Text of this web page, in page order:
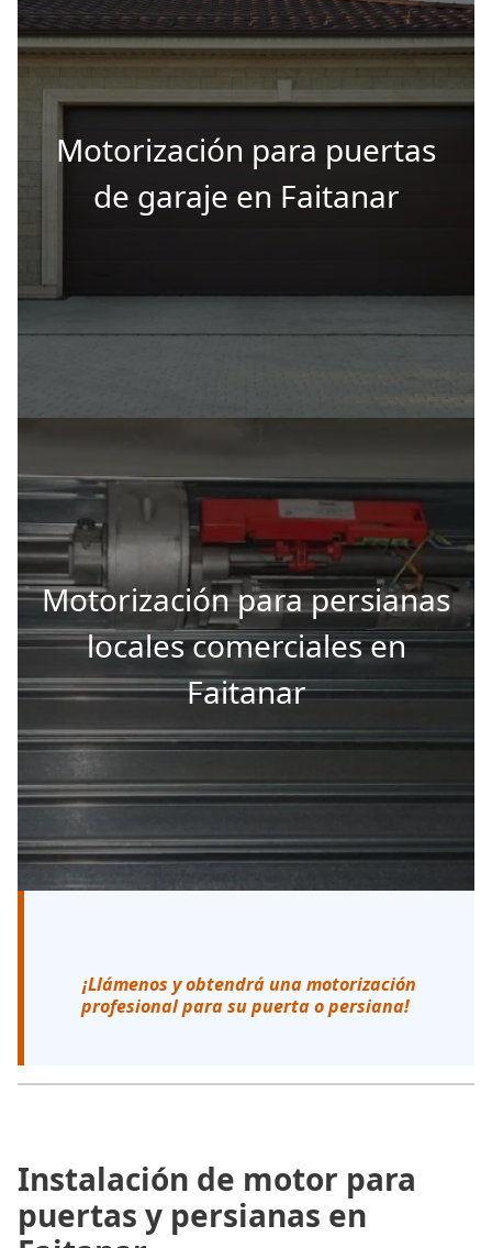
Motorización para puertas
de garaje en Faitanar
Motorización para persianas
locales comerciales en
Faitanar
¡Llámenos y obtendrá una motorización
profesional para su puerta o persiana!
Instalación de motor para
puertas y persianas en